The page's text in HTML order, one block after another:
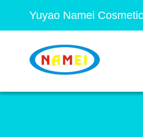
Yuyao Namei